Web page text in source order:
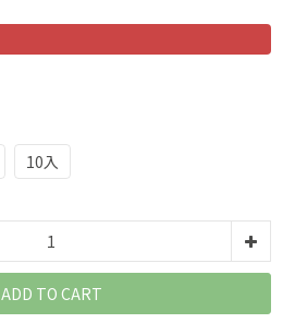
10入
ADD TO CART